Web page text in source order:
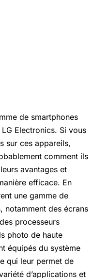
de smartphones
Electronics. Si vous
sur ces appareils,
comment ils
avantages et
efficace. En
une gamme de
notamment des écrans
processeurs
photo de haute
équipés du système
qui leur permet de
d’applications et